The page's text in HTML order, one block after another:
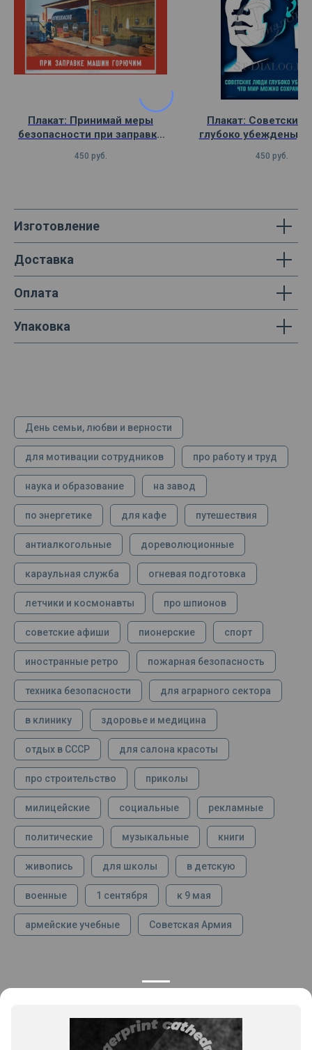
Плакат: Принимай меры
безопасности при заправке
450 руб.
Плакат: Советские
глубоко убеждены,
450 руб.
Изготовление
Доставка
Оплата
Упаковка
День семьи, любви и верности
для мотивации сотрудников про работу и труд
наука и образование на завод
по энергетике для кафе путешествия
антиалкогольные дореволюционные
караульная служба огневая подготовка
летчики и космонавты про шпионов
советские афиши пионерские спорт
иностранные ретро пожарная безопасность
техника безопасности для аграрного сектора
в клинику здоровье и медицина
отдых в СССР для салона красоты
про строительство приколы
милицейские социальные рекламные
политические музыкальные книги
живопись для школы в детскую
военные 1 сентября к 9 мая
армейские учебные Советская Армия
ПРОДУКЦИЯ